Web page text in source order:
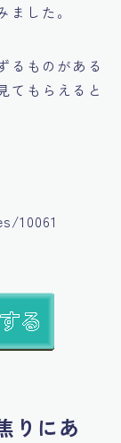
した。
るものがある
てもらえると
10061
りにあ